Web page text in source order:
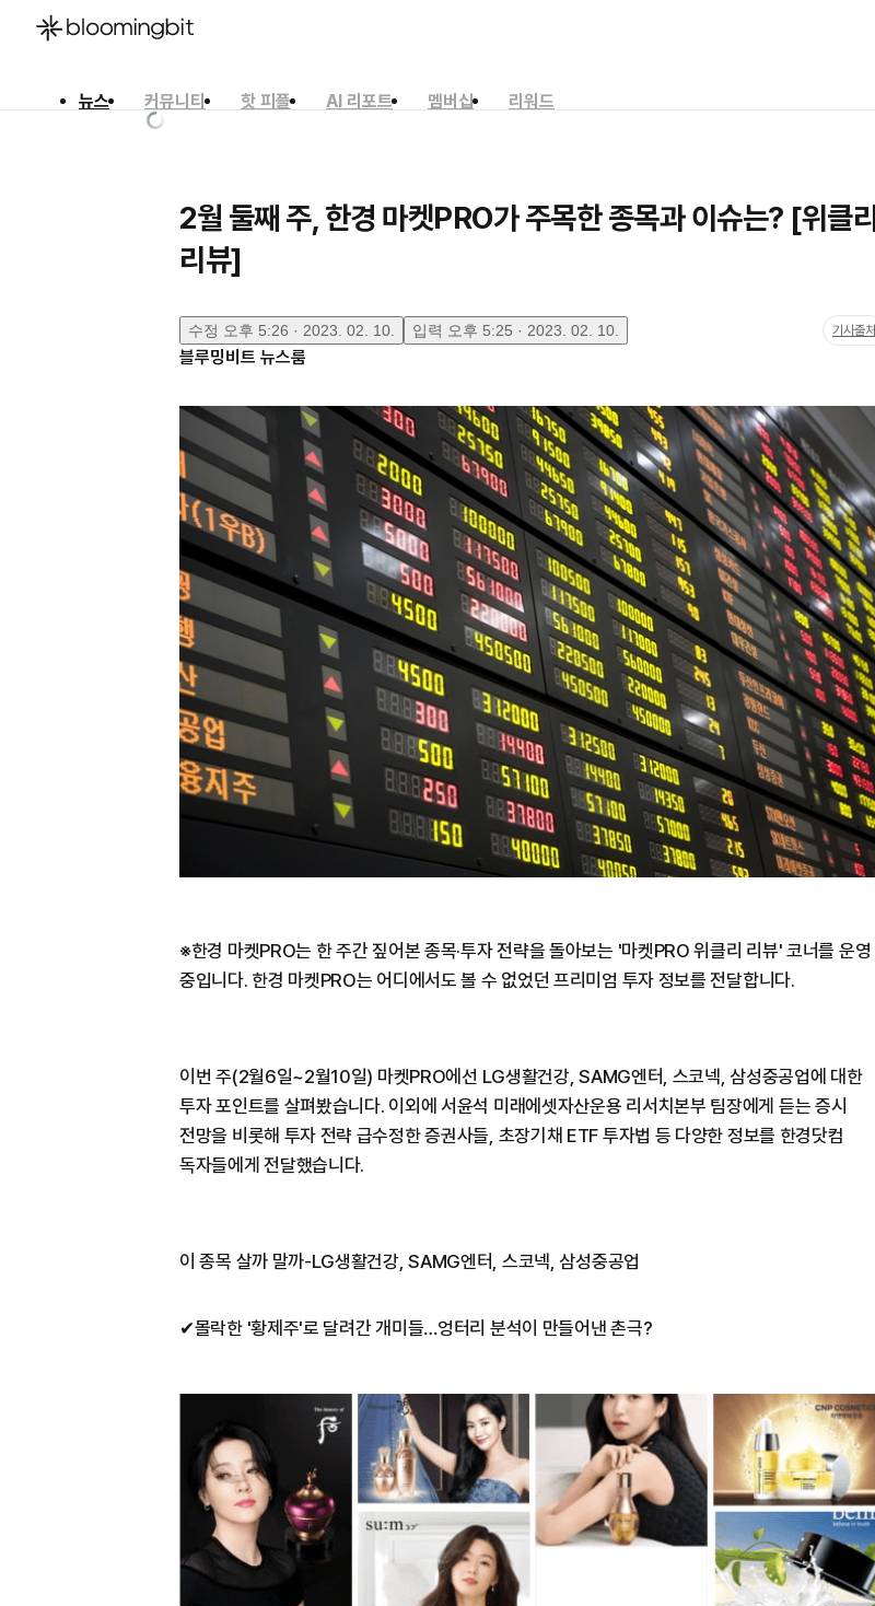
뉴스 커뮤니티 핫 피플 AI 리포트 멤버십
리워드
2월 둘째 주, 한경 마켓PRO가 주목한 종목과 이슈는? [위클리
리뷰]
수정 오후 5:26 · 2023. 02. 10. 입력 오후 5:25 · 2023. 02. 10. 기사출처
블루밍비트 뉴스룸
※한경 마켓PRO는 한 주간 짚어본 종목·투자 전략을 돌아보는 '마켓PRO 위클리 리뷰' 코너를 운영
중입니다. 한경 마켓PRO는 어디에서도 볼 수 없었던 프리미엄 투자 정보를 전달합니다.
이번 주(2월6일~2월10일) 마켓PRO에선 LG생활건강, SAMG엔터, 스코넥, 삼성중공업에 대한
투자 포인트를 살펴봤습니다. 이외에 서윤석 미래에셋자산운용 리서치본부 팀장에게 듣는 증시
전망을 비롯해 투자 전략 급수정한 증권사들, 초장기채 ETF 투자법 등 다양한 정보를 한경닷컴
독자들에게 전달했습니다.
이 종목 살까 말까-LG생활건강, SAMG엔터, 스코넥, 삼성중공업
✔몰락한 '황제주'로 달려간 개미들…엉터리 분석이 만들어낸 촌극?